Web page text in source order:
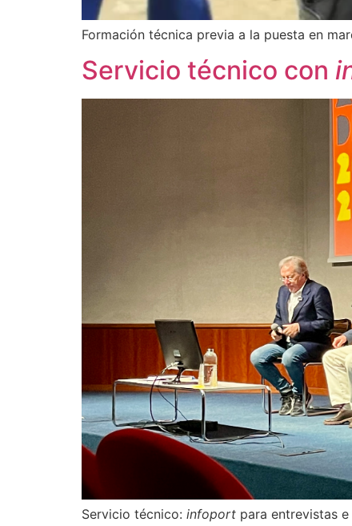
Formación técnica previa a la puesta en
Servicio técnico con
Servicio técnico: infoport para entrevistas